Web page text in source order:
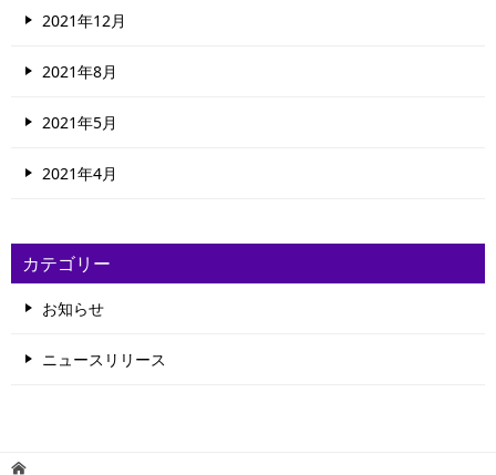
2021年12月
2021年8月
2021年5月
2021年4月
カテゴリー
お知らせ
ニュースリリース